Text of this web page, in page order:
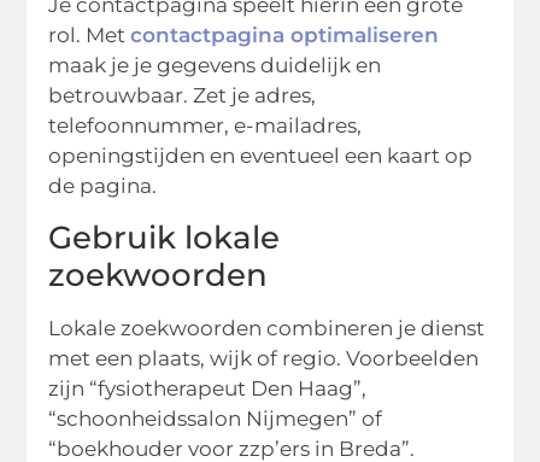
Je contactpagina speelt hierin een grote
rol. Metcontactpagina optimaliseren
maak je je gegevens duidelijk en
betrouwbaar. Zet je adres,
telefoonnummer, e-mailadres,
openingstijden en eventueel een kaart op
de pagina.
Gebruik lokale
zoekwoorden
Lokale zoekwoorden combineren je dienst
met een plaats, wijk of regio. Voorbeelden
zijn “fysiotherapeut Den Haag”,
“schoonheidssalon Nijmegen” of
“boekhouder voor zzp’ers in Breda”.